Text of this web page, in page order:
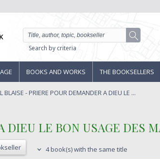
Search by criteria
BOOKS AND WORKS THE BOOKSELLERS
BLAISE - PRIERE POUR DEMANDER A DIEU LE ...
DIEU LE BON USAGE DES
4 book(s) with the same title